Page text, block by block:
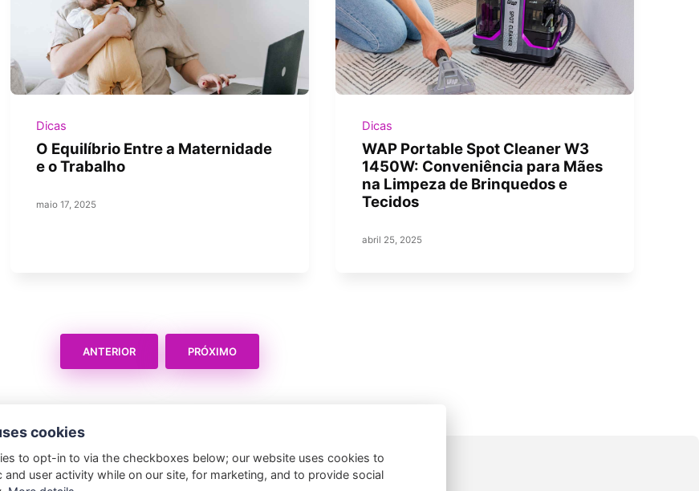
Dicas
O Equilíbrio Entre a Maternidade
e o Trabalho
maio 17, 2025
Dicas
WAP Portable Spot Cleaner W3
1450W: Conveniência para Mães
na Limpeza de Brinquedos e
Tecidos
abril 25, 2025
ANTERIOR PRÓXIMO
cookies
to opt-in to via the checkboxes below; our website uses cookies to
and user activity while on our site, for marketing, and to provide social